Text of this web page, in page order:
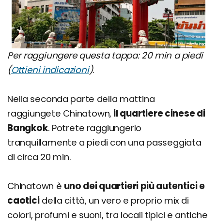
Per raggiungere questa tappa: 20 min a piedi
(Ottieni indicazioni).
Nella seconda parte della mattina
raggiungete Chinatown, il quartiere cinese di
Bangkok. Potrete raggiungerlo
tranquillamente a piedi con una passeggiata
di circa 20 min.
Chinatown è uno dei quartieri più autentici e
caoticidella città, un vero e proprio mix di
colori, profumi e suoni, tra locali tipici e antiche